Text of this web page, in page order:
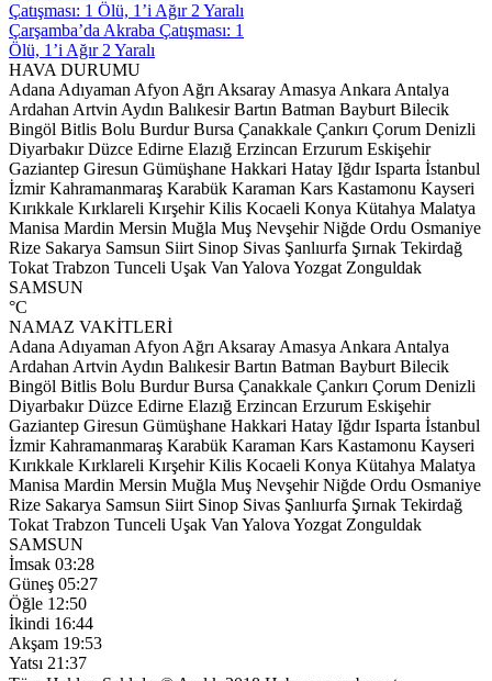
Çarşamba’da Akraba Çatışması: 1
Ölü, 1’i Ağır 2 Yaralı
HAVA DURUMU
Adana Adıyaman Afyon Ağrı Aksaray Amasya Ankara Antalya
Ardahan Artvin Aydın Balıkesir Bartın Batman Bayburt Bilecik
Bingöl Bitlis Bolu Burdur Bursa Çanakkale Çankırı Çorum Denizli
Diyarbakır Düzce Edirne Elazığ Erzincan Erzurum Eskişehir
Gaziantep Giresun Gümüşhane Hakkari Hatay Iğdır Isparta İstanbul
İzmir Kahramanmaraş Karabük Karaman Kars Kastamonu Kayseri
Kırıkkale Kırklareli Kırşehir Kilis Kocaeli Konya Kütahya Malatya
Manisa Mardin Mersin Muğla Muş Nevşehir Niğde Ordu Osmaniye
Rize Sakarya Samsun Siirt Sinop Sivas Şanlıurfa Şırnak Tekirdağ
Tokat Trabzon Tunceli Uşak Van Yalova Yozgat Zonguldak
SAMSUN
°C
NAMAZ VAKİTLERİ
Adana Adıyaman Afyon Ağrı Aksaray Amasya Ankara Antalya
Ardahan Artvin Aydın Balıkesir Bartın Batman Bayburt Bilecik
Bingöl Bitlis Bolu Burdur Bursa Çanakkale Çankırı Çorum Denizli
Diyarbakır Düzce Edirne Elazığ Erzincan Erzurum Eskişehir
Gaziantep Giresun Gümüşhane Hakkari Hatay Iğdır Isparta İstanbul
İzmir Kahramanmaraş Karabük Karaman Kars Kastamonu Kayseri
Kırıkkale Kırklareli Kırşehir Kilis Kocaeli Konya Kütahya Malatya
Manisa Mardin Mersin Muğla Muş Nevşehir Niğde Ordu Osmaniye
Rize Sakarya Samsun Siirt Sinop Sivas Şanlıurfa Şırnak Tekirdağ
Tokat Trabzon Tunceli Uşak Van Yalova Yozgat Zonguldak
SAMSUN
İmsak 03:28
Güneş 05:27
Öğle 12:50
İkindi 16:44
Akşam 19:53
Yatsı 21:37